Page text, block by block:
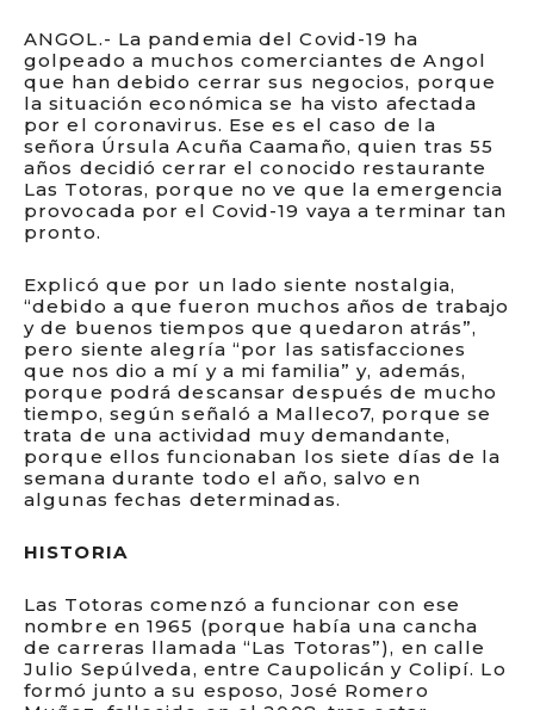
ANGOL.- La pandemia del Covid-19 ha
golpeado a muchos comerciantes de Angol
que han debido cerrar sus negocios, porque
la situación económica se ha visto afectada
por el coronavirus. Ese es el caso de la
señora Úrsula Acuña Caamaño, quien tras 55
años decidió cerrar el conocido restaurante
Las Totoras, porque no ve que la emergencia
provocada por el Covid-19 vaya a terminar tan
pronto.
Explicó que por un lado siente nostalgia,
“debido a que fueron muchos años de trabajo
y de buenos tiempos que quedaron atrás”,
pero siente alegría “por las satisfacciones
que nos dio a mí y a mi familia” y, además,
porque podrá descansar después de mucho
tiempo, según señaló a Malleco7, porque se
trata de una actividad muy demandante,
porque ellos funcionaban los siete días de la
semana durante todo el año, salvo en
algunas fechas determinadas.
HISTORIA
Las Totoras comenzó a funcionar con ese
nombre en 1965 (porque había una cancha
de carreras llamada “Las Totoras”), en calle
Julio Sepúlveda, entre Caupolicán y Colipí. Lo
formó junto a su esposo, José Romero